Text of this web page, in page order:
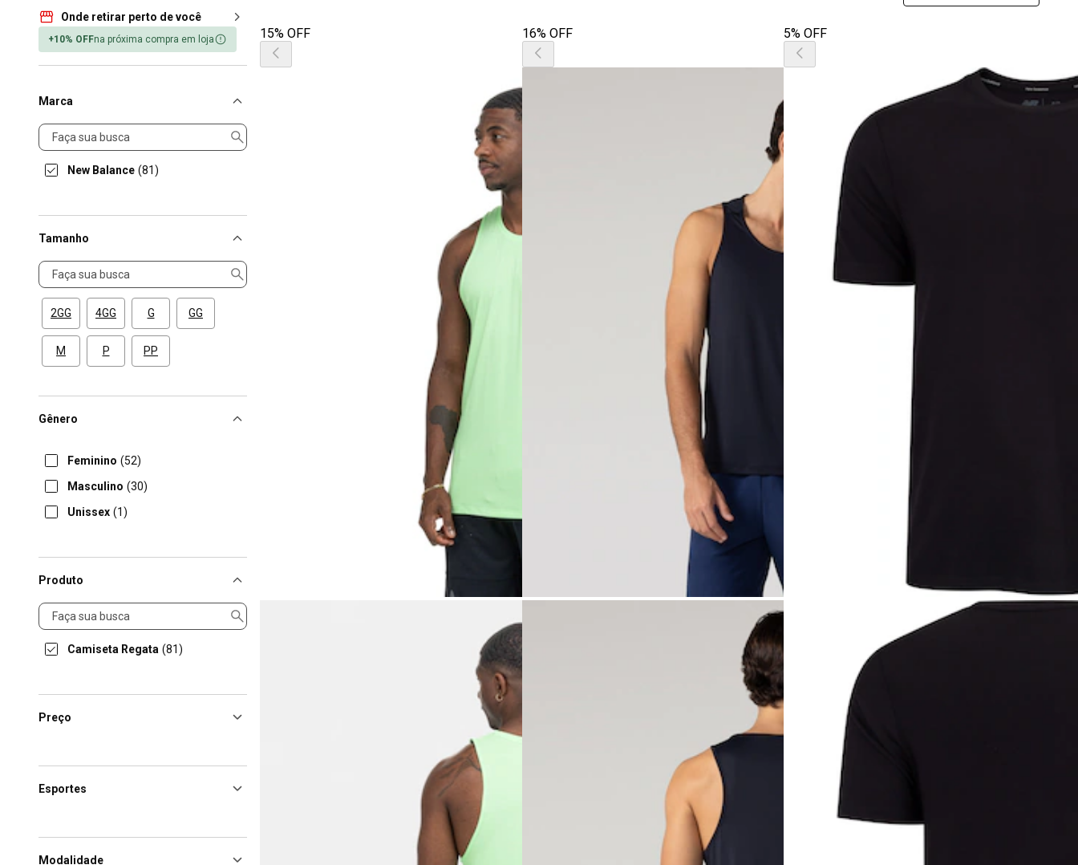
Onde retirar perto de você
+10% OFFna próxima compra em loja
Marca
Marca
New Balance (81)
Tamanho
Tamanho
2GG 4GG G GG
M P PP
Gênero
Feminino (52)
Masculino (30)
Unissex (1)
Produto
Produto
Camiseta Regata (81)
Preço
Esportes
Modalidade
15% OFF 16% OFF 5% OFF